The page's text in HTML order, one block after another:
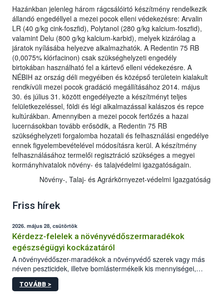
Hazánkban jelenleg három rágcsálóirtó készítmény rendelkezik
állandó engedéllyel a mezei pocok elleni védekezésre: Arvalin
LR (40 g/kg cink-foszfid), Polytanol (280 g/kg kalcium-foszfid),
valamint Delu (800 g/kg kalcium-karbid), melyek kizárólag a
járatok nyílásába helyezve alkalmazhatók. A Redentin 75 RB
(0,0075% klórfacinon) csak szükséghelyzeti engedély
birtokában használható fel a kártevő elleni védekezésre. A
NÉBIH az ország déli megyéiben és középső területein kialakult
rendkívüli mezei pocok gradáció megállításához 2014. május
30. és július 31. között engedélyezte a készítményt teljes
felületkezeléssel, földi és légi alkalmazással kalászos és repce
kultúrákban. Amennyiben a mezei pocok fertőzés a hazai
lucernásokban tovább erősödik, a Redentin 75 RB
szükséghelyzeti forgalomba hozatali és felhasználási engedélye
ennek figyelembevételével módosításra kerül. A készítmény
felhasználásához termelői regisztráció szükséges a megyei
kormányhivatalok növény- és talajvédelmi igazgatóságain.
Növény-, Talaj- és Agrárkörnyezet-védelmi Igazgatóság
Friss hírek
2026. május 28, csütörtök
Kérdezz-felelek a növényvédőszermaradékok
egészségügyi kockázatáról
A növényvédőszer-maradékok a növényvédő szerek vagy más
néven peszticidek, illetve bomlástermékeik kis mennyiségei,
melyek a terményekben vagy azok felületén a betakarítást,
szüretelést, illetve tárolást követően is megmaradhatnak. Az
TOVÁBB >